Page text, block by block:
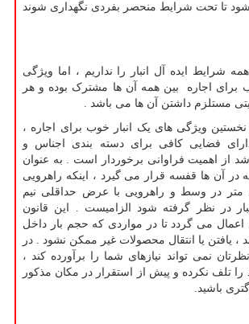
تا تحت شرایط منحصر بفردی نگهداری شوند
شرایط ایده آل انبار را نداریم ، اما ویژگی
برای اجاره بین همه آن ها مشترک بوده و هر
مستلزم داشتن آن ها می باشد .
ویژگی های یک انبار خوب برای اجاره ،
فضایی کافی برای دسته بندی اجناس و
از اهمیت فراوانی برخوردار است . به عنوان
در آن ها قفسه قرار می گیرد ، اینکه راهرویی
سانتی متر در وسط و راهرویی با عرض حداقلی نیم
در نظر گرفته شود الزامیست . این قانون
اعمال می گردد تا در مواردی که حجم بار داخل
، یافتن یا انتقال محصولات غیر ممکن نشود . در
نمی تواند نیازهای شما را برآورده کند ،
تلف نکرده و پیش از استقرار در مکان مذکور
باشید.